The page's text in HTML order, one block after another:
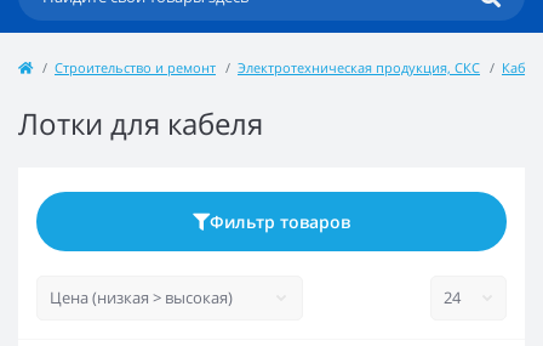
Строительство и ремонт Электротехническая продукция, СКС
Лотки для кабеля
Фильтр товаров